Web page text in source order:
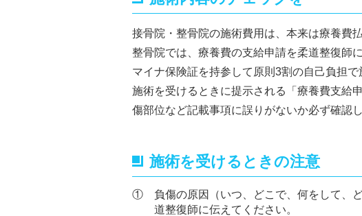
接骨院・整骨院の施術費用は、本来は療養費
整骨院では、療養費の支給申請を柔道整復師
マイナ保険証を持参して原則3割の自己負担
施術を受けるときに提示される「療養費支給
傷部位など記載事項に誤りがないか必ず確認
施術を受けるときの注意
① 負傷の原因（いつ、どこで、何をして、
道整復師に伝えてください。